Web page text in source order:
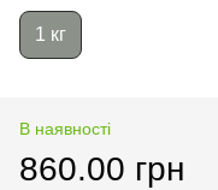
1 кг
В наявності
860.00 грн